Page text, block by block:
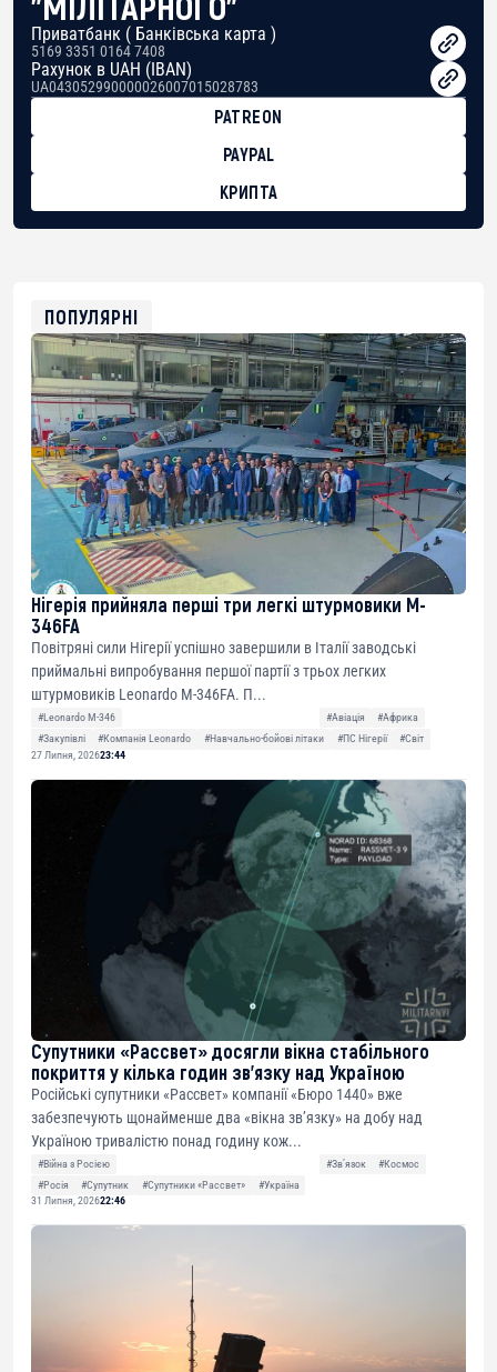
Приватбанк ( Банківська карта )
5169 3351 0164 7408
Рахунок в UAH (IBAN)
UA043052990000026007015028783
PATREON
PAYPAL
КРИПТА
0xfD02863D3289416fcF50975c9DFda13623f97758
ПОПУЛЯРНІ
Нігерія прийняла перші три легкі штурмовики M-
346FA
Повітряні сили Нігерії успішно завершили в Італії заводські
приймальні випробування першої партії з трьох легких
штурмовиків Leonardo M-346FA. П...
#Leonardo M-346 #Авіація
#Африка
#Закупівлі
#Компанія Leonardo #Навчально-бойові літаки #ПС Нігерії
#Світ
27 Липня, 202623:44
Супутники «Рассвет» досягли вікна стабільного
покриття у кілька годин зв’язку над Україною
Російські супутники «Рассвет» компанії «Бюро 1440» вже
забезпечують щонайменше два «вікна зв’язку» на добу над
Україною тривалістю понад годину кож...
#Війна з Росією #Звʼязок
#Космос
#Росія
#Супутник #Супутники «Рассвет»
#Україна
31 Липня, 202622:46